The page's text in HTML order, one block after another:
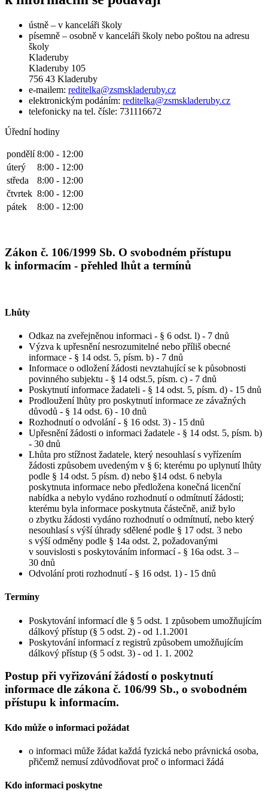
ústně – v kanceláři školy
písemně – osobně v kanceláři školy nebo poštou na adresu
školy
Kladeruby
Kladeruby 105
756 43 Kladeruby
e-mailem: reditelka@zsmskladeruby.cz
elektronickým podáním: reditelka@zsmskladeruby.cz
telefonicky na tel. čísle: 731116672
Úřední hodiny
pondělí 8:00 - 12:00
úterý
8:00 - 12:00
středa
8:00 - 12:00
čtvrtek 8:00 - 12:00
pátek
8:00 - 12:00
Zákon č. 106/1999 Sb. O svobodném přístupu
k informacím - přehled lhůt a termínů
Lhůty
Odkaz na zveřejněnou informaci - § 6 odst. l) - 7 dnů
Výzva k upřesnění nesrozumitelné nebo příliš obecné
informace - § 14 odst. 5, písm. b) - 7 dnů
Informace o odložení žádosti nevztahující se k působnosti
povinného subjektu - § 14 odst.5, písm. c) - 7 dnů
Poskytnutí informace žadateli - § 14 odst. 5, písm. d) - 15 dnů
Prodloužení lhůty pro poskytnutí informace ze závažných
důvodů - § 14 odst. 6) - 10 dnů
Rozhodnutí o odvolání - § 16 odst. 3) - 15 dnů
Upřesnění žádosti o informaci žadatele - § 14 odst. 5, písm. b)
- 30 dnů
Lhůta pro stížnost žadatele, který nesouhlasí s vyřízením
žádosti způsobem uvedeným v § 6; kterému po uplynutí lhůty
podle § 14 odst. 5 písm. d) nebo §14 odst. 6 nebyla
poskytnuta informace nebo předložena konečná licenční
nabídka a nebylo vydáno rozhodnutí o odmítnutí žádosti;
kterému byla informace poskytnuta částečně, aniž bylo
o zbytku žádosti vydáno rozhodnutí o odmítnutí, nebo který
nesouhlasí s výší úhrady sdělené podle § 17 odst. 3 nebo
s výší odměny podle § 14a odst. 2, požadovanými
v souvislosti s poskytováním informací - § 16a odst. 3 –
30 dnů
Odvolání proti rozhodnutí - § 16 odst. 1) - 15 dnů
Termíny
Poskytování informací dle § 5 odst. 1 způsobem umožňujícím
dálkový přístup (§ 5 odst. 2) - od 1.1.2001
Poskytování informací z registrů způsobem umožňujícím
dálkový přístup (§ 5 odst. 3) - od 1. 1. 2002
Postup při vyřizování žádostí o poskytnutí
informace dle zákona č. 106/99 Sb., o svobodném
přístupu k informacím.
Kdo může o informaci požádat
o informaci může žádat každá fyzická nebo právnická osoba,
přičemž nemusí zdůvodňovat proč o informaci žádá
Kdo informaci poskytne